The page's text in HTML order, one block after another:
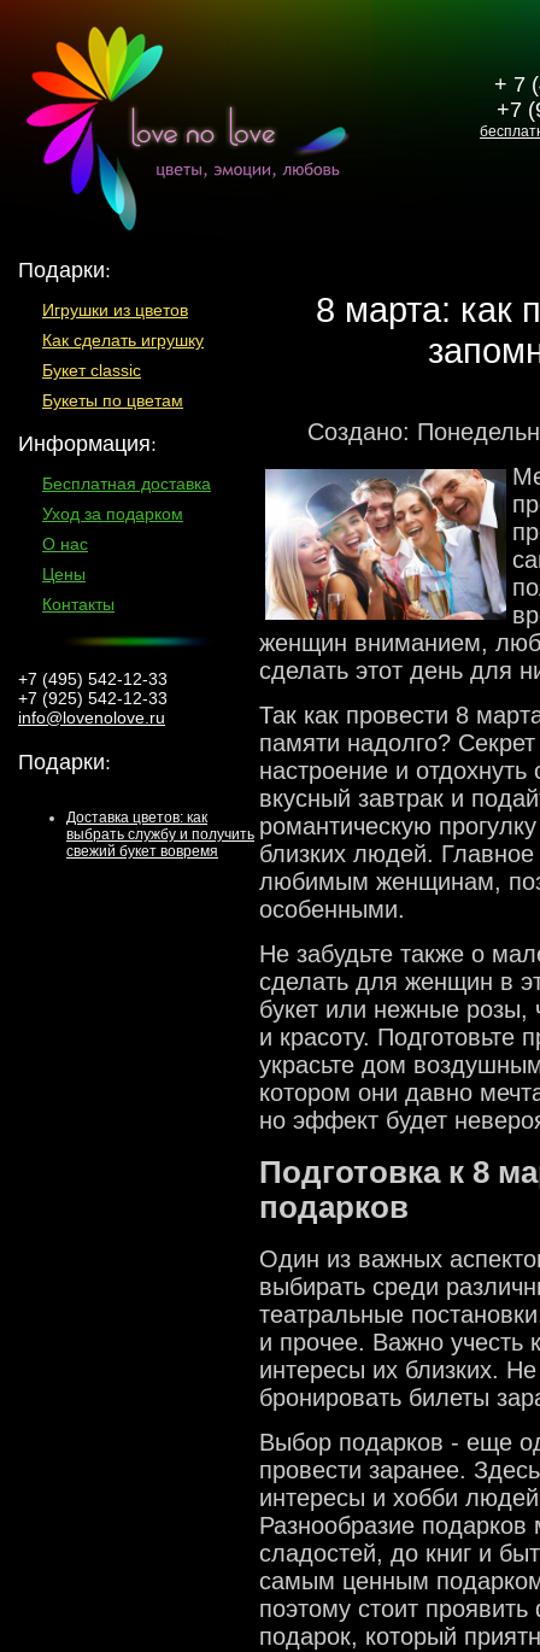
+ 7
+7
Подарки:
Игрушки из цветов
Как сделать игрушку
Букет classic
Букеты по цветам
Информация:
Бесплатная доставка
Уход за подарком
О нас
Цены
Контакты
+7 (495) 542-12-33
+7 (925) 542-12-33
info@lovenolove.ru
Подарки:
Доставка цветов: как
выбрать службу и получить
свежий букет вовремя
8 марта: как
Создано:
женщин вниманием,
сделать этот день для
Так как провести 8
памяти надолго?
настроение и
вкусный завтрак и
романтическую
близких людей.
любимым женщинам,
особенными.
Не забудьте также о
сделать для женщин в
букет или нежные розы,
и красоту.
украсьте дом
котором они давно
но эффект будет
Подготовка к 8
подарков
Один из важных
выбирать среди
театральные
и прочее. Важно учесть
интересы их близких.
бронировать билеты
Выбор подарков - еще
провести заранее.
интересы и хобби
Разнообразие
сладостей, до книг и
самым ценным
поэтому стоит
подарок, который